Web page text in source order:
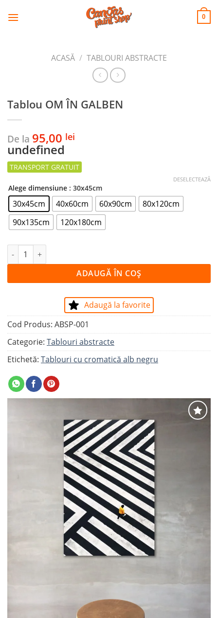
CANVAS
PRINT SHOP 0
ACASĂ / TABLOURI ABSTRACTE
Tablou OM ÎN GALBEN
De la 95,00 lei
undefined
Alege dimensiune : 30x45cm
30x45cm 40x60cm 60x90cm
80x120cm
90x135cm
120x180cm
DESELECTEAZĂ
Cantitate Tablou OM ÎN GALBEN
ADAUGĂ ÎN COȘ
Adaugă la favorite
Cod Produs: ABSP-001
Categorie: Tablouri abstracte
Etichetă: Tablouri cu cromatică alb negru